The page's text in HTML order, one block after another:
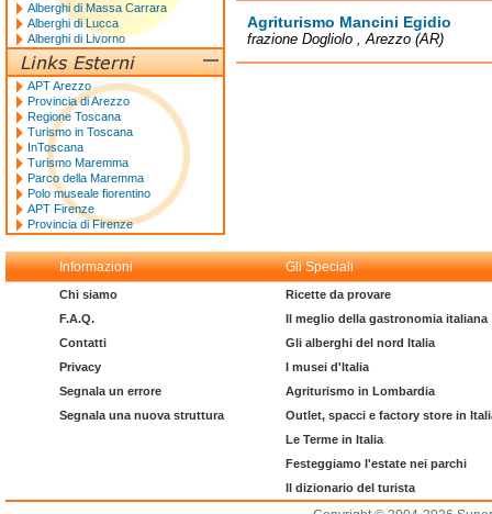
Agriturismo Mancini Egidio
frazione Dogliolo , Arezzo (AR)
Alberghi di Massa Carrara
Alberghi di Lucca
Alberghi di Livorno
APT Arezzo
Provincia di Arezzo
Regione Toscana
Turismo in Toscana
InToscana
Turismo Maremma
Parco della Maremma
Polo museale fiorentino
APT Firenze
Provincia di Firenze
Informazioni Gli Speciali
Chi siamo
F.A.Q.
Contatti
Privacy
Segnala un errore
Segnala una nuova struttura
Ricette da provare
Il meglio della gastronomia italiana
Gli alberghi del nord Italia
I musei d'Italia
Agriturismo in Lombardia
Outlet, spacci e factory store in
Le Terme in Italia
Festeggiamo l'estate nei parchi
Il dizionario del turista